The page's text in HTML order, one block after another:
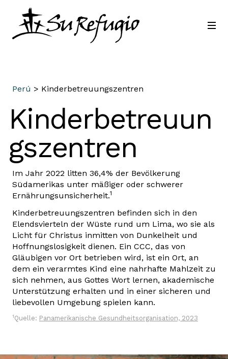
Schließ dich uns an
Sprache
Perú > Kinderbetreuungszentren
Kinderbetreuun
gszentren
Im Jahr 2022 litten 36,4% der Bevölkerung
Südamerikas unter mäßiger oder schwerer
Ernährungsunsicherheit.1
Kinderbetreuungszentren befinden sich in den
Elendsvierteln der Wüste rund um Lima, wo sie als
Licht für Christus inmitten von Dunkelheit und
Hoffnungslosigkeit dienen. Ein CCC, das von
Gläubigen vor Ort betrieben wird, ist ein Ort, an
dem ein verarmtes Kind eine nahrhafte Mahlzeit zu
sich nehmen, aus Gottes Wort lernen, akademische
Unterstützung erhalten und in einer sicheren und
liebevollen Umgebung spielen kann.
1Quelle: Panamerikanische Gesundheitsorganisation, 2023